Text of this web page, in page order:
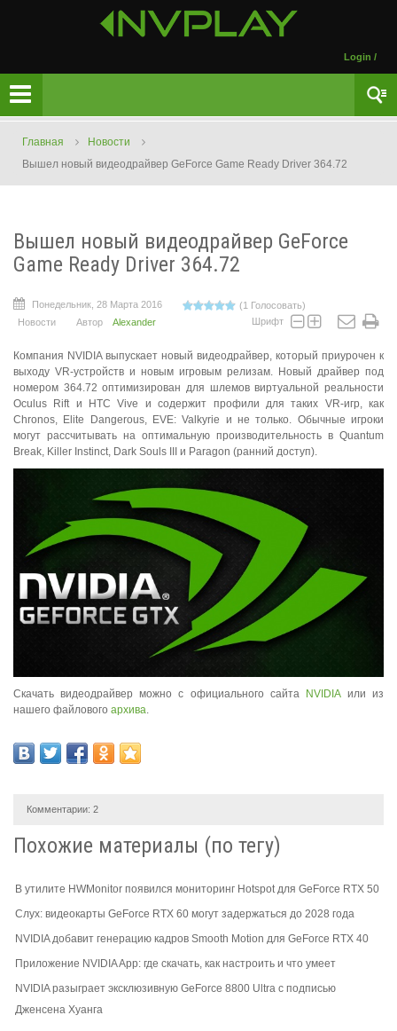
Login /
Главная
Новости
Вышел новый видеодрайвер GeForce Game Ready Driver 364.72
Вышел новый видеодрайвер GeForce
Game Ready Driver 364.72
Понедельник, 28 Марта 2016
(1 Голосовать)
Новости
Автор Alexander Шрифт
Компания NVIDIA выпускает новый видеодрайвер, который приурочен к
выходу VR-устройств и новым игровым релизам. Новый драйвер под
номером 364.72 оптимизирован для шлемов виртуальной реальности
Oculus Rift и HTC Vive и содержит профили для таких VR-игр, как
Chronos, Elite Dangerous, EVE: Valkyrie и не только. Обычные игроки
могут рассчитывать на оптимальную производительность в Quantum
Break, Killer Instinct, Dark Souls III и Paragon (ранний доступ).
Скачать видеодрайвер можно с официального сайта NVIDIAили из
нашего файлового архива.
Комментарии: 2
Похожие материалы (по тегу)
В утилите HWMonitor появился мониторинг Hotspot для GeForce RTX 50
Слух: видеокарты GeForce RTX 60 могут задержаться до 2028 года
NVIDIA добавит генерацию кадров Smooth Motion для GeForce RTX 40
Приложение NVIDIA App: где скачать, как настроить и что умеет
NVIDIA разыграет эксклюзивную GeForce 8800 Ultra с подписью
Дженсена Хуанга